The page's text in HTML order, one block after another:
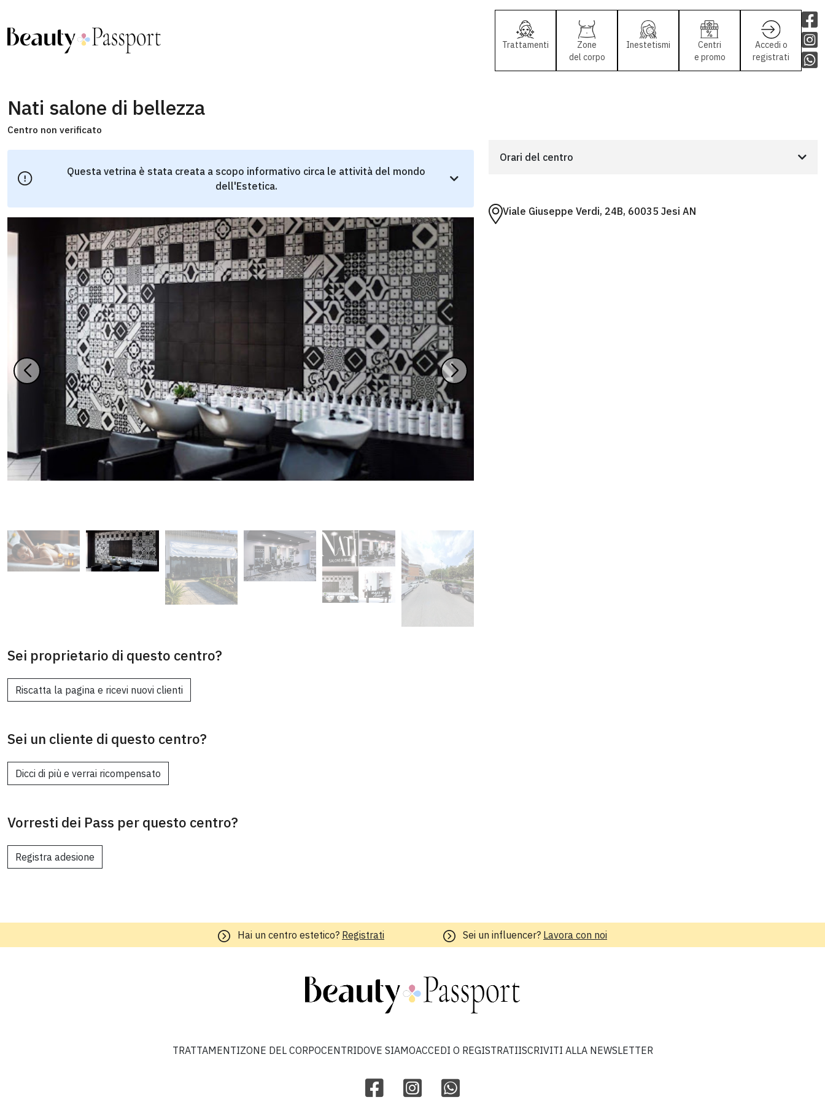
Trattamenti
Zone
del corpo
Inestetismi
Centri
e promo
Accedi o
registrati
Nati salone di bellezza
Centro non verificato
Questa vetrina è stata creata a scopo informativo circa le attività del mondo
dell'Estetica.
Sei proprietario di questo centro?
Riscatta la pagina e ricevi nuovi clienti
Sei un cliente di questo centro?
Dicci di più e verrai ricompensato
Vorresti dei Pass per questo centro?
Registra adesione
Orari del centro
Viale Giuseppe Verdi, 24B, 60035 Jesi AN
Hai un centro estetico? Registrati Sei un influencer? Lavora con noi
TRATTAMENTIZONE DEL CORPOCENTRIDOVE SIAMOACCEDI O REGISTRATIISCRIVITI ALLA NEWSLETTER